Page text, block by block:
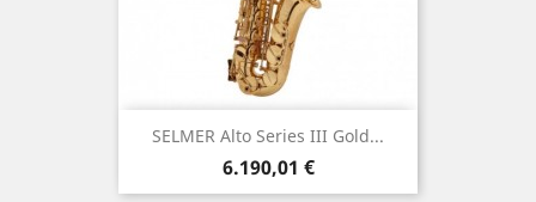
SELMER Alto Series III Gold...
Τιμή
6.190,01 €